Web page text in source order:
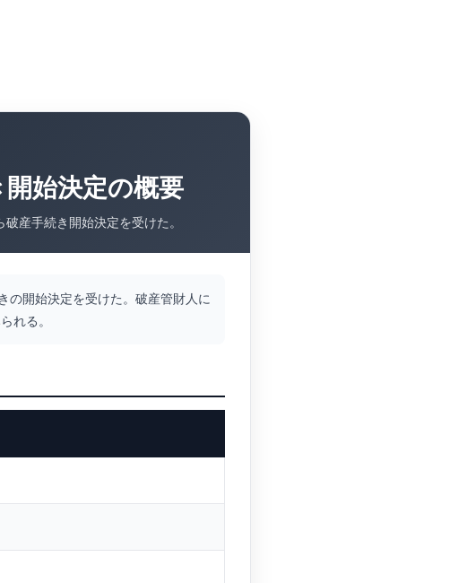
開始決定の概要
産手続き開始決定を受けた。
の開始決定を受けた。破産管財人に
れる。